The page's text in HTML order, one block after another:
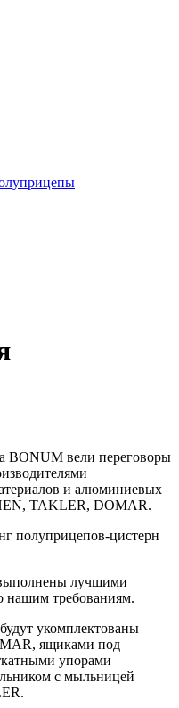
BONUM вели переговоры
и алюминиевых
TAKLER, DOMAR.
полуприцепов-цистерн
лучшими
нашим требованиям.
укомплектованы
ящиками под
упорами
с мыльницей